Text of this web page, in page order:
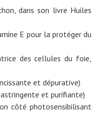
dans son livre Huiles
E pour la protéger du
des cellules du foie,
et dépurative)
et purifiante)
côté photosensibilisant